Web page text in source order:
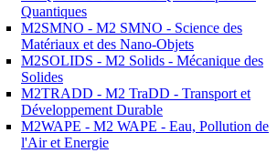
Quantiques
M2SMNO - M2 SMNO - Science des
Matériaux et des Nano-Objets
M2SOLIDS - M2 Solids - Mécanique des
Solides
M2TRADD - M2 TraDD - Transport et
Développement Durable
M2WAPE - M2 WAPE - Eau, Pollution de
l'Air et Energie